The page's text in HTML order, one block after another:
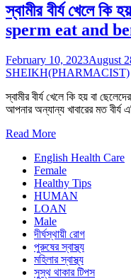
স্বামীর বীর্য খেলে
sperm eat and
February 10, 2023August
SHEIKH(PHARMACIST)
স্বামীর বীর্য খেলে কি হয় বা
আপনার অন্যান্য খাবারের মত
Read More
English Health Care
Female
Healthy Tips
HUMAN
LOAN
Male
দীর্ঘস্থায়ী রোগ
পুরুষের স্বাস্থ্য
মহিলার স্বাস্থ্য
সুস্থ থাকার টিপস